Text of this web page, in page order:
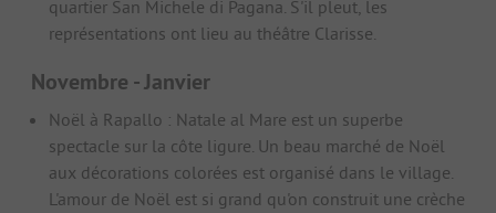
quartier San Michele di Pagana. S'il pleut, les
représentations ont lieu au théâtre Clarisse.
Novembre - Janvier
Noël à Rapallo : Natale al Mare est un superbe
spectacle sur la côte ligure. Un beau marché de Noël
aux décorations colorées est organisé dans le village.
L'amour de Noël est si grand qu'on construit une crèche